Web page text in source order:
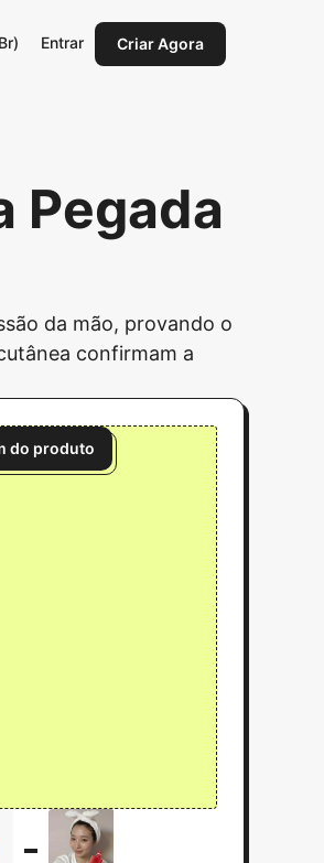
Entrar Criar Agora
Pegada
da mão, provando o
confirmam a
do produto